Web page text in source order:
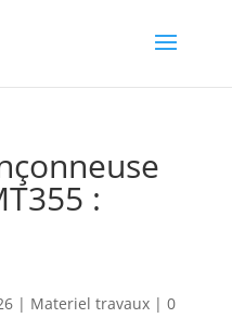
:
| Materiel travaux| 0